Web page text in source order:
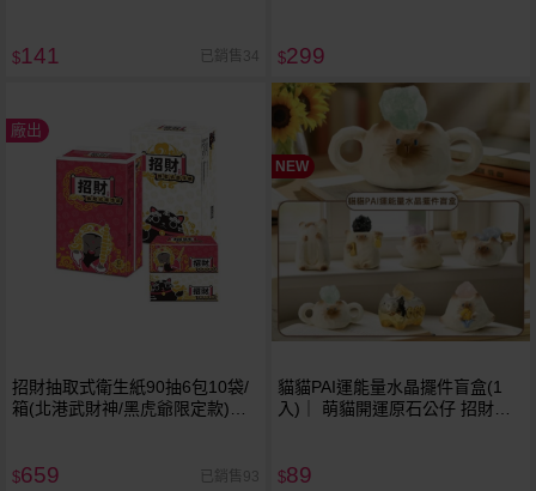
$141 已銷售34 $299
廠出
招財抽取式衛生紙90抽6包10袋/
箱(北港武財神/黑虎爺限定款)混
$659 已銷售93
NEW
貓貓PAI運能量水晶擺件盲盒(1
入)｜ 萌貓開運原石公仔 招財祈
$89